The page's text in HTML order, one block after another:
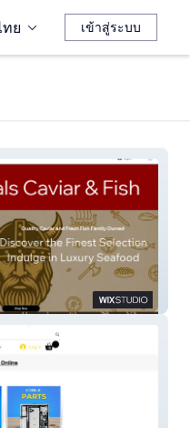
ทย เข้าสู่ระบบ